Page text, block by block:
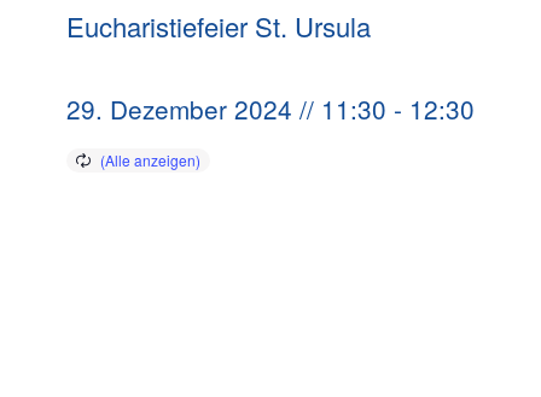
Eucharistiefeier St. Ursula
29. Dezember 2024 // 11:30 - 12:30